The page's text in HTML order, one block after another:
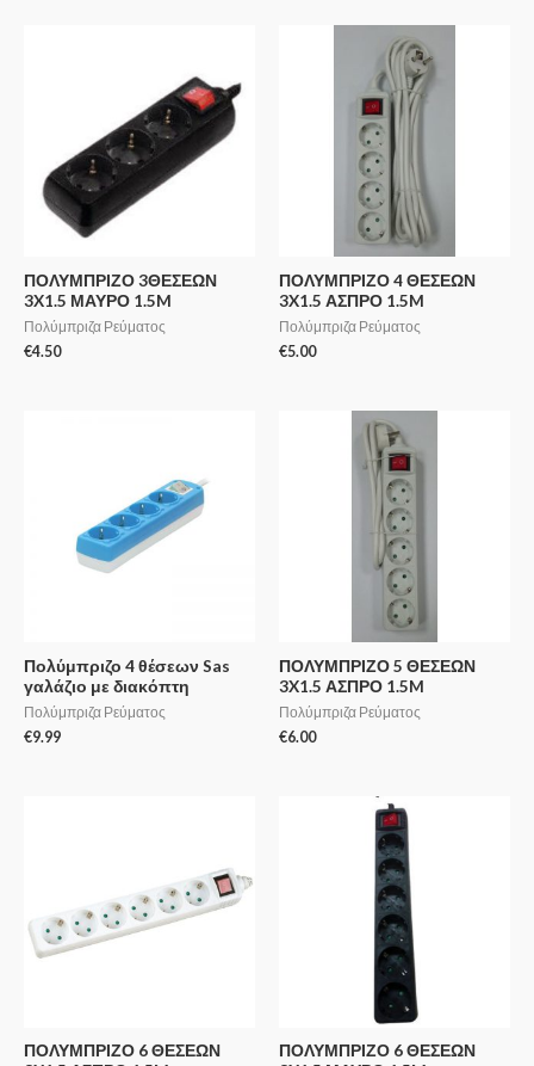
ΠΟΛΥΜΠΡΙΖΟ 3ΘΕΣΕΩΝ
3X1.5 ΜΑΥΡΟ 1.5M
Πολύμπριζα Ρεύματος
€4.50
ΠΟΛΥΜΠΡΙΖΟ 4 ΘΕΣΕΩΝ
3X1.5 ΑΣΠΡΟ 1.5M
Πολύμπριζα Ρεύματος
€5.00
Πολύμπριζο 4 θέσεων Sas
γαλάζιο με διακόπτη
Πολύμπριζα Ρεύματος
€9.99
ΠΟΛΥΜΠΡΙΖΟ 5 ΘΕΣΕΩΝ
3X1.5 ΑΣΠΡΟ 1.5M
Πολύμπριζα Ρεύματος
€6.00
ΠΟΛΥΜΠΡΙΖΟ 6 ΘΕΣΕΩΝ
ΠΟΛΥΜΠΡΙΖΟ 6 ΘΕΣΕΩΝ